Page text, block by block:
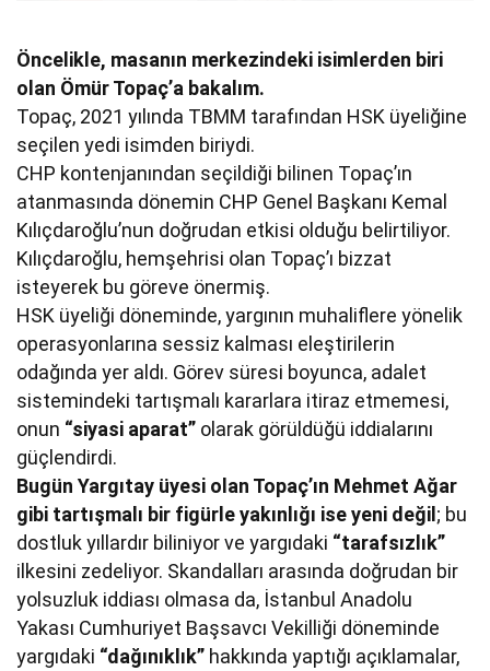
Öncelikle, masanın merkezindeki isimlerden biri
olan Ömür Topaç’a bakalım.
Topaç, 2021 yılında TBMM tarafından HSK üyeliğine
seçilen yedi isimden biriydi.
CHP kontenjanından seçildiği bilinen Topaç’ın
atanmasında dönemin CHP Genel Başkanı Kemal
Kılıçdaroğlu’nun doğrudan etkisi olduğu belirtiliyor.
Kılıçdaroğlu, hemşehrisi olan Topaç’ı bizzat
isteyerek bu göreve önermiş.
HSK üyeliği döneminde, yargının muhaliflere yönelik
operasyonlarına sessiz kalması eleştirilerin
odağında yer aldı. Görev süresi boyunca, adalet
sistemindeki tartışmalı kararlara itiraz etmemesi,
onun “siyasi aparat” olarak görüldüğü iddialarını
güçlendirdi.
Bugün Yargıtay üyesi olan Topaç’ın Mehmet Ağar
gibi tartışmalı bir figürle yakınlığı ise yeni değil ; bu
dostluk yıllardır biliniyor ve yargıdaki “tarafsızlık”
ilkesini zedeliyor. Skandalları arasında doğrudan bir
yolsuzluk iddiası olmasa da, İstanbul Anadolu
Yakası Cumhuriyet Başsavcı Vekilliği döneminde
yargıdaki “dağınıklık” hakkında yaptığı açıklamalar,